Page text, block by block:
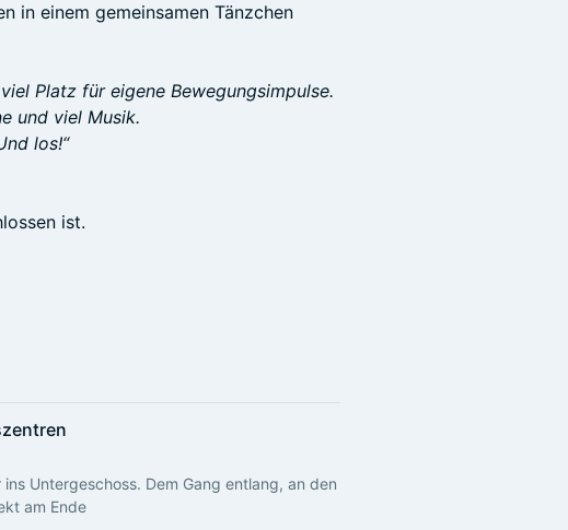
in einem gemeinsamen Tänzchen
Platz für eigene Bewegungsimpulse.
und viel Musik.
los!“
ist.
Untergeschoss. Dem Gang entlang, an den
am Ende